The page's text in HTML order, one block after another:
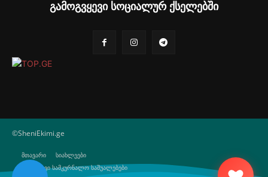
გამოგვყევი სოციალურ ქსელებში
©SheniEkimi.ge
მთავარი
სიახლეები
ბუნებრივი სამკურნალო საშუალებები